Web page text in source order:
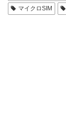
マイクロSIM